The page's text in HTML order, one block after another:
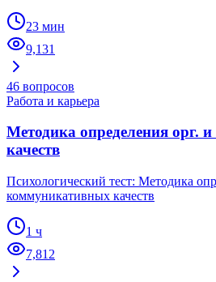
23 мин
9,131
46 вопросов
Работа и карьера
Методика определения орг.
качеств
Психологический тест: Методика
коммуникативных качеств
1 ч
7,812